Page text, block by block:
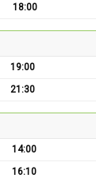
18:00
19:00
21:30
14:00
16:10